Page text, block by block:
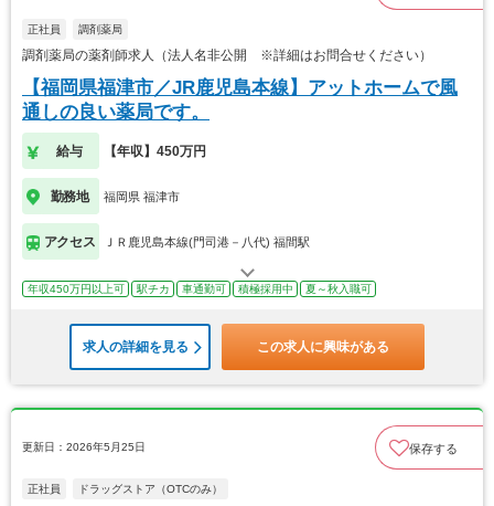
正社員 調剤薬局
調剤薬局の薬剤師求人（法人名非公開 ※詳細はお問合せください）
【福岡県福津市／JR鹿児島本線】アットホームで風
通しの良い薬局です。
給与 【年収】450万円
勤務地 福岡県 福津市
アクセス ＪＲ鹿児島本線(門司港－八代) 福間駅
年収450万円以上可 駅チカ 車通勤可 積極採用中 夏～秋入職可
求人の詳細を見る この求人に興味がある
更新日：2026年5月25日 保存する
正社員 ドラッグストア（OTCのみ）